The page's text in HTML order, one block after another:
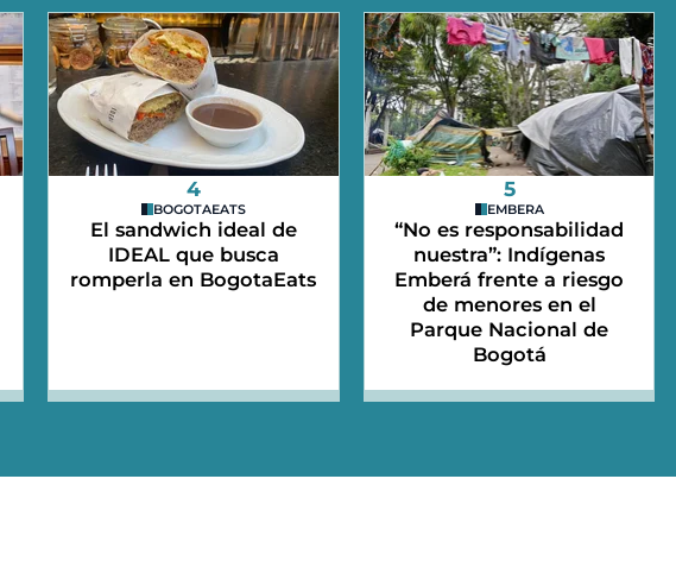
4
BOGOTAEATS
El sandwich ideal de
IDEAL que busca
romperla en BogotaEats
5
EMBERA
“No es responsabilidad
nuestra”: Indígenas
Emberá frente a riesgo
de menores en el
Parque Nacional de
Bogotá